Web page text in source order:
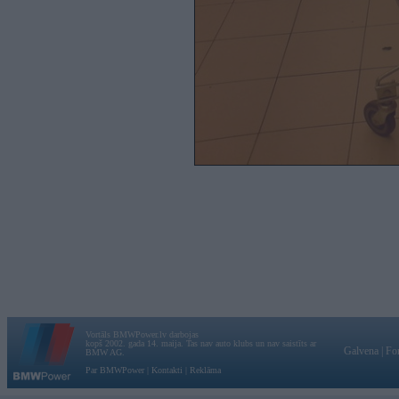
Vortāls BMWPower.lv darbojas
kopš 2002. gada 14. maija. Tas nav auto klubs un nav saistīts ar
BMW AG.
Par BMWPower
Kontakti Reklāma
Galvena